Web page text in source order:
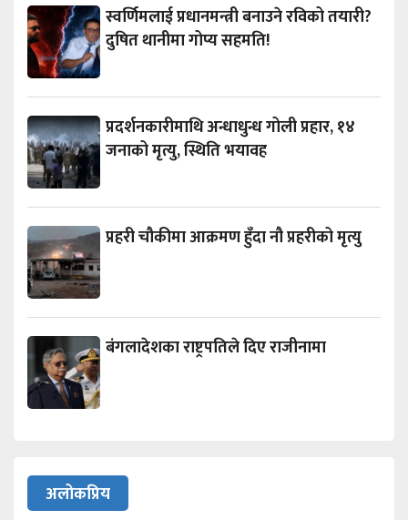
स्वर्णिमलाई प्रधानमन्त्री बनाउने रविको तयारी?
दुषित थानीमा गोप्य सहमति!
प्रदर्शनकारीमाथि अन्धाधुन्ध गोली प्रहार, १४
जनाको मृत्यु, स्थिति भयावह
प्रहरी चौकीमा आक्रमण हुँदा नौ प्रहरीको मृत्यु
बंगलादेशका राष्ट्रपतिले दिए राजीनामा
अलोकप्रिय